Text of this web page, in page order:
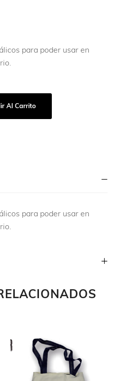
para poder usar en
Al Carrito
para poder usar en